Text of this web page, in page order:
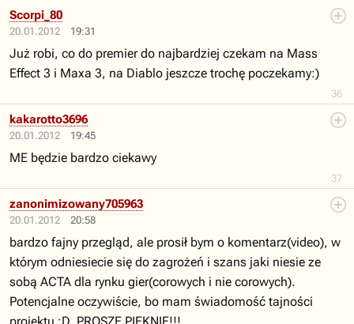
20.01.2012 19:31
36
Scorpi_80
Już robi, co do premier do najbardziej czekam na Mass
Effect 3 i Maxa 3, na Diablo jeszcze trochę poczekamy:)
20.01.2012 19:45
37
kakarotto3696
ME będzie bardzo ciekawy
20.01.2012 20:58
zanonimizowany705963
bardzo fajny przegląd, ale prosił bym o komentarz(video), w
którym odniesiecie się do zagrożeń i szans jaki niesie ze
sobą ACTA dla rynku gier(corowych i nie corowych).
Potencjalne oczywiście, bo mam świadomość tajności